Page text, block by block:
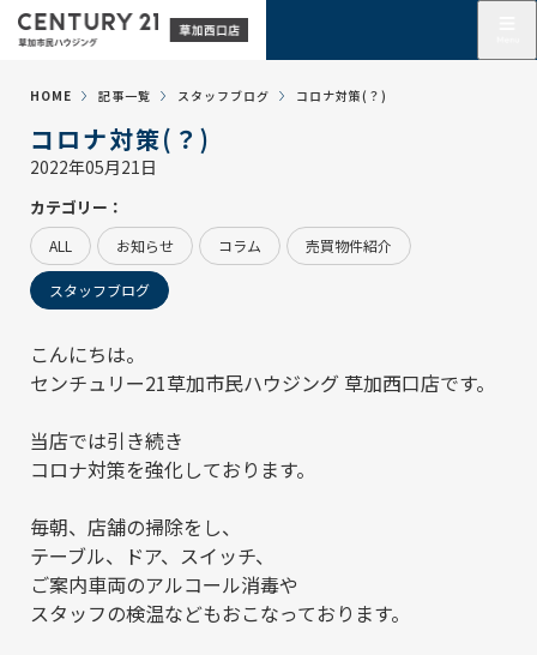
HOME 記事一覧 スタッフブログ コロナ対策(？)
コロナ対策(？)
2022年05月21日
カテゴリー：
ALL お知らせ コラム 売買物件紹介
スタッフブログ
こんにちは。
センチュリー21草加市民ハウジング 草加西口店です。
当店では引き続き
コロナ対策を強化しております。
毎朝、店舗の掃除をし、
テーブル、ドア、スイッチ、
ご案内車両のアルコール消毒や
スタッフの検温などもおこなっております。